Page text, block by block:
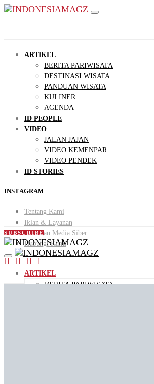
ARTIKEL
BERITA PARIWISATA
DESTINASI WISATA
PANDUAN WISATA
KULINER
AGENDA
ID PEOPLE
VIDEO
JALAN JAJAN
VIDEO KEMENPAR
VIDEO PENDEK
ID STORIES
INSTAGRAM
Tentang Kami
Iklan & Layanan
Pedoman Media Siber
Hubungi Kami
SUBSCRIBE
ARTIKEL
BERITA PARIWISATA